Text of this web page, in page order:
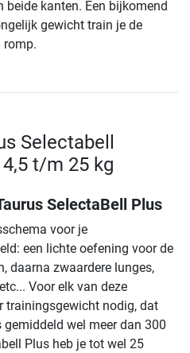
kanten. Een bijkomend
gewicht train je de
romp.
Selectabell
t/m 25 kg
SelectaBell Plus
voor je
een lichte oefening voor de
daarna zwaardere lunges,
Voor elk van deze
trainingsgewicht nodig, dat
wel meer dan 300
Plus heb je tot wel 25